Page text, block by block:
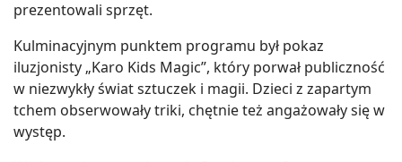
prezentowali sprzęt.
Kulminacyjnym punktem programu był pokaz
iluzjonisty „Karo Kids Magic”, który porwał publiczność
w niezwykły świat sztuczek i magii. Dzieci z zapartym
tchem obserwowały triki, chętnie też angażowały się w
występ.